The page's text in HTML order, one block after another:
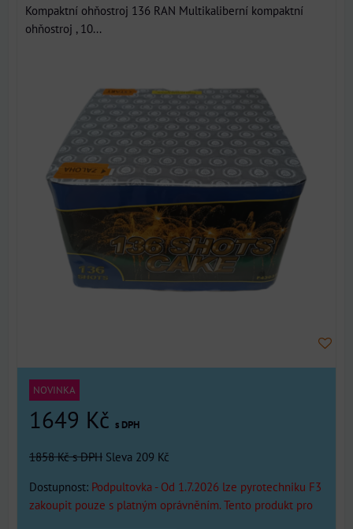
Kompaktní ohňostroj 136 RAN Multikaliberní kompaktní
ohňostroj , 10...
NOVINKA
1649 Kč s DPH
1858 Kčs DPH Sleva 209 Kč
Dostupnost: Podpultovka - Od 1.7.2026 lze pyrotechniku F3
zakoupit pouze s platným oprávněním. Tento produkt pro